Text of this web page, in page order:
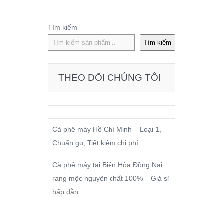
Tìm kiếm
Tìm kiếm
THEO DÕI CHÚNG TÔI
Cà phê máy Hồ Chí Minh – Loại 1,
Chuẩn gu, Tiết kiệm chi phí
Cà phê máy tại Biên Hòa Đồng Nai
rang mộc nguyên chất 100% – Giá sỉ
hấp dẫn